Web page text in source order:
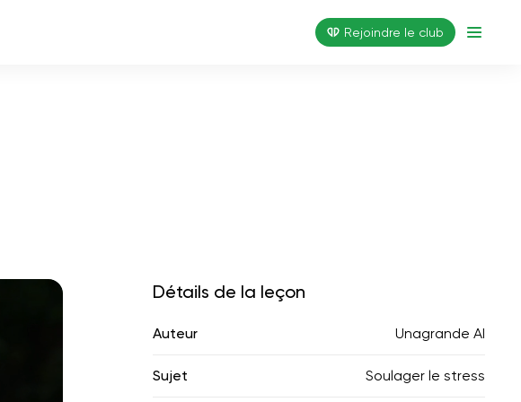
Rejoindre le club
Détails de la leçon
Auteur Unagrande AI
Sujet Soulager le stress